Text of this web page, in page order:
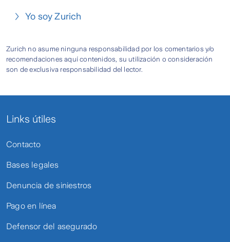
Yo soy Zurich
Zurich no asume ninguna responsabilidad por los comentarios y/o
recomendaciones aquí contenidos, su utilización o consideración
son de exclusiva responsabilidad del lector.
Links útiles
Contacto
Bases legales
Denuncia de siniestros
Pago en línea
Defensor del asegurado